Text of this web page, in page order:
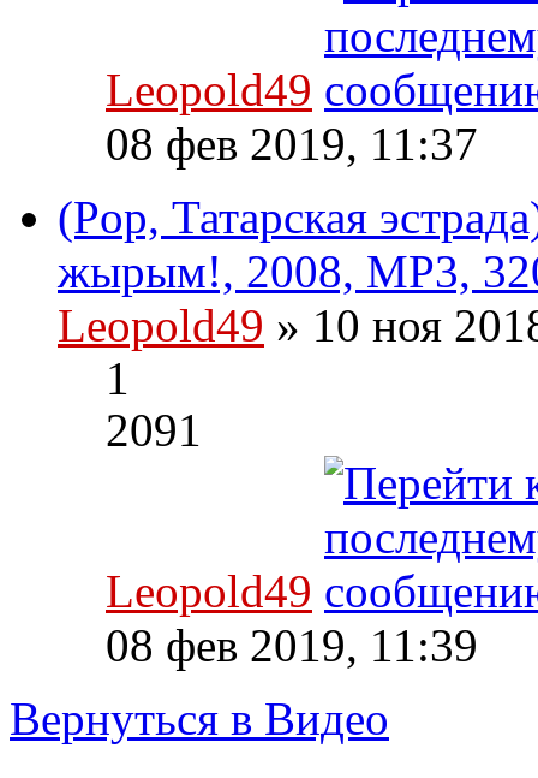
Leopold49
08 фев 2019, 11:37
(Pop, Татарская
жырым!, 2008, MP3,
Leopold49 » 10 ноя
1
2091
Leopold49
08 фев 2019, 11:39
Вернуться в Видео